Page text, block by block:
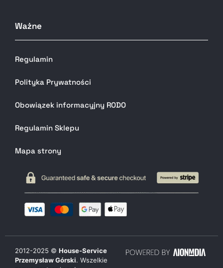
Ważne
Regulamin
Polityka Prywatności
Obowiązek informacyjny RODO
Regulamin Sklepu
Mapa strony
2012-2025 © House-Service
Przemysław Górski. Wszelkie